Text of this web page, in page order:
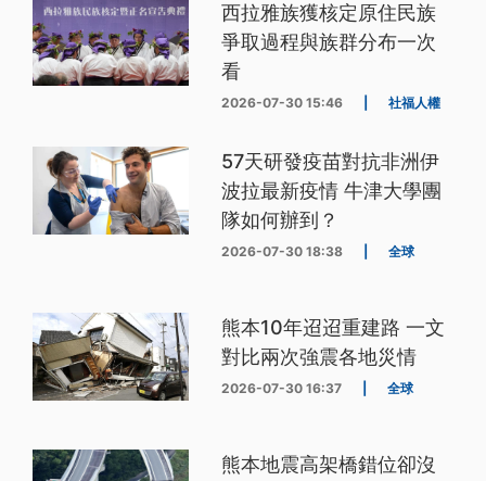
西拉雅族獲核定原住民族
爭取過程與族群分布一次
看
2026-07-30 15:46 社福人權
57天研發疫苗對抗非洲伊
波拉最新疫情 牛津大學團
隊如何辦到？
2026-07-30 18:38 全球
熊本10年迢迢重建路 一文
對比兩次強震各地災情
2026-07-30 16:37 全球
熊本地震高架橋錯位卻沒